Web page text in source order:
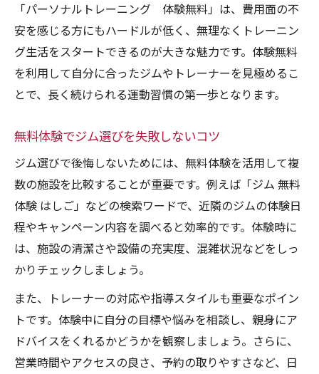
体験無料を比較して自分に合った選択を
パーソナルトレーニング初心者が注意すべ
き点
解消
ジム無料体験を継続につなげるコツ
初回無料トレーニング後の振り返り方法
体験無料で感じた疑問はその場で解消しよ
う
無料体験後の継続判断ポイントまとめ
パーソナルトレーニング無料体験の始め方解説
ジム無料体験予約から当日までの流れ
パーソナルトレーニング体験無料の申し込
み手順
無料体験当日に必要なものと事前準備
「パーソナルトレーニング 体験無料」は、費用面の不
安を感じる方にもハードルが低く、無理なくトレーニン
グ生活をスタートできるのが大きな魅力です。体験無料
を利用して自分に合ったジムやトレーナーを見極めるこ
とで、長く続けられる運動習慣の第一歩となります。
無料体験でジム選びを失敗しないコツ
ジム選びで後悔しないためには、無料体験を活用して複
数の施設を比較することが重要です。例えば「ジム 無料
体験 はしご」などの検索ワードで、近隣のジムの体験日
程やキャンペーン内容を調べると効率的です。体験時に
は、施設の清潔さや設備の充実度、混雑状況などをしっ
かりチェックしましょう。
また、トレーナーの対応や指導スタイルも重要なポイン
トです。体験中に自分の目標や悩みを相談し、親身にア
ドバイスをくれるかどうかを観察しましょう。さらに、
営業時間やアクセスの良さ、予約の取りやすさなど、日